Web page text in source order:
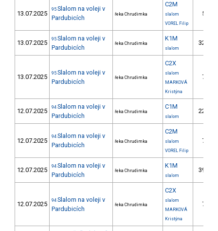
13.07.2025
95 Slalom na voleji v
Pardubicích
řeka Chrudimka
C2M
slalom
VOREL Filip
5.
13.07.2025 95 Slalom na voleji v
Pardubicích
řeka Chrudimka
K1M
slalom
32.
13.07.2025 95 Slalom na voleji v
Pardubicích
řeka Chrudimka
C2X
slalom
MARKOVÁ
Kristýna
7.
12.07.2025 94 Slalom na voleji v
Pardubicích
řeka Chrudimka
C1M
slalom
22.
12.07.2025
94 Slalom na voleji v
Pardubicích
řeka Chrudimka
C2M
slalom
VOREL Filip
7.
12.07.2025 94 Slalom na voleji v
Pardubicích
řeka Chrudimka
K1M
slalom
39.
12.07.2025 94 Slalom na voleji v
Pardubicích
řeka Chrudimka
C2X
slalom
MARKOVÁ
Kristýna
7.